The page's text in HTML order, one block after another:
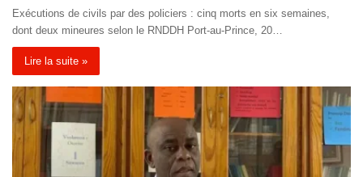
Exécutions de civils par des policiers : cinq morts en six semaines,
dont deux mineures selon le RNDDH Port-au-Prince, 20…
Lire la suite »